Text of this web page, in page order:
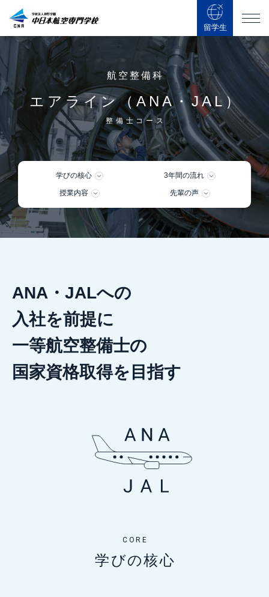
留学生
航空整備科
エアライン（ANA・JAL）
整備士コース
学びの核心 3年間の流れ
授業内容 先輩の声
ANA・JALへの
入社を前提に
一等航空整備士の
国家資格取得を目指す
CORE
学びの核心